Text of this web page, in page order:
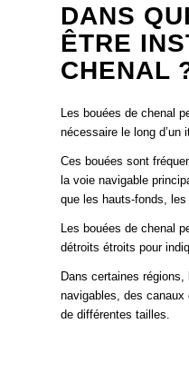
DANS
ÊTRE
CHENAL
Les bouées de chenal
nécessaire le long d’un
Ces bouées sont
la voie navigable
que les hauts-fonds,
Les bouées de chenal
détroits étroits pour
Dans certaines
navigables, des
de différentes tailles.